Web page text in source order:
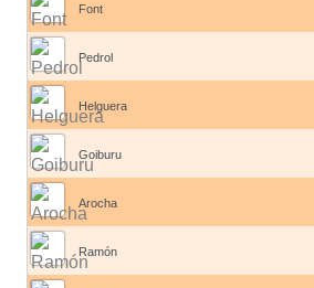
Font
Pedrol
Helguera
Goiburu
Arocha
Ramón